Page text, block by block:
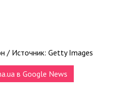
/ Источник: Getty Images
в Google News